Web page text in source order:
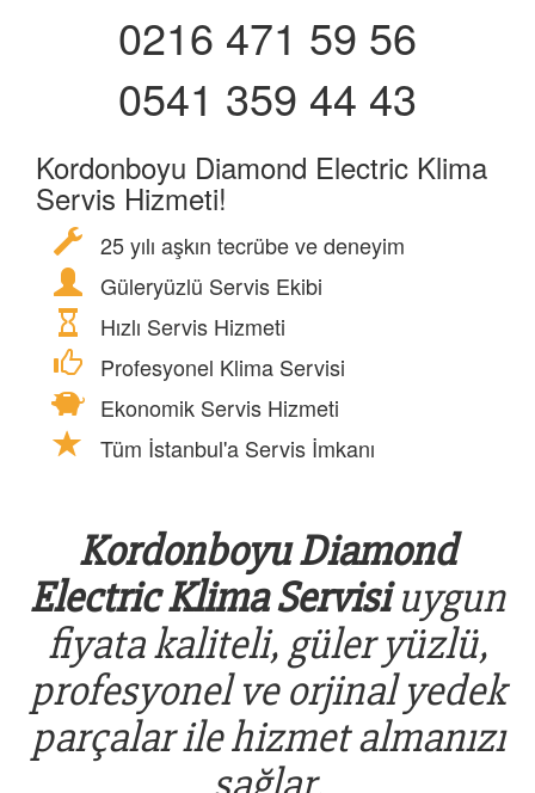
0216 471 59 56
0541 359 44 43
Kordonboyu Diamond Electric Klima
Servis Hizmeti!
25 yılı aşkın tecrübe ve deneyim
Güleryüzlü Servis Ekibi
Hızlı Servis Hizmeti
Profesyonel Klima Servisi
Ekonomik Servis Hizmeti
Tüm İstanbul'a Servis İmkanı
Kordonboyu Diamond
Electric Klima Servisiuygun
fiyata kaliteli, güler yüzlü,
profesyonel ve orjinal yedek
parçalar ile hizmet almanızı